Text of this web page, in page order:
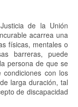
de la Unión
acarrea una
físicas, mentales o
barreras, puede
persona de que se
con los
larga duración, tal
de discapacidad